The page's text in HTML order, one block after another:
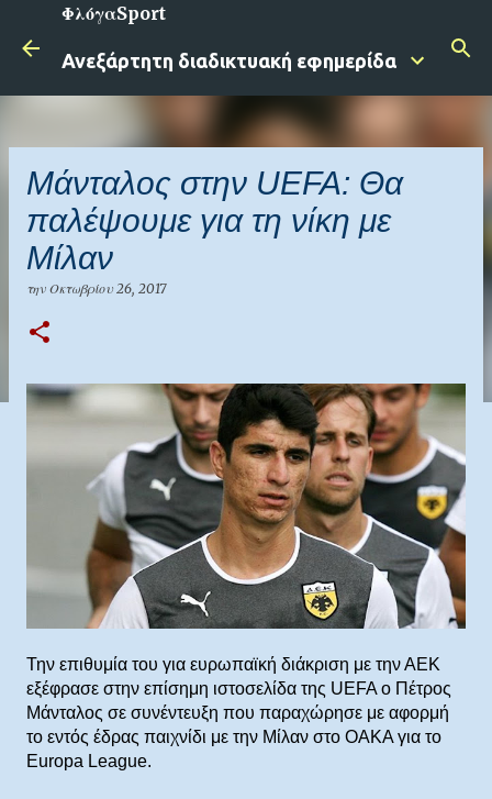
Μετάβαση στο κύριο περιεχόμενο
ΦλόγαSport
Ανεξάρτητη διαδικτυακή εφημερίδα
Μάνταλος στην UEFA: Θα
παλέψουμε για τη νίκη με
Μίλαν
την Οκτωβρίου 26, 2017
Την επιθυμία του για ευρωπαϊκή διάκριση με την ΑΕΚ
εξέφρασε στην επίσημη ιστοσελίδα της UEFA ο Πέτρος
Μάνταλος σε συνέντευξη που παραχώρησε με αφορμή
το εντός έδρας παιχνίδι με την Μίλαν στο ΟΑΚΑ για το
Europa League.